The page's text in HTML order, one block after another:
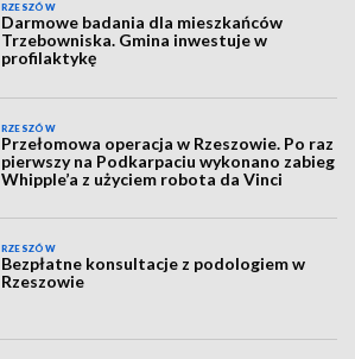
RZESZÓW
Darmowe badania dla mieszkańców
Trzebowniska. Gmina inwestuje w
profilaktykę
RZESZÓW
Przełomowa operacja w Rzeszowie. Po raz
pierwszy na Podkarpaciu wykonano zabieg
Whipple’a z użyciem robota da Vinci
RZESZÓW
Bezpłatne konsultacje z podologiem w
Rzeszowie